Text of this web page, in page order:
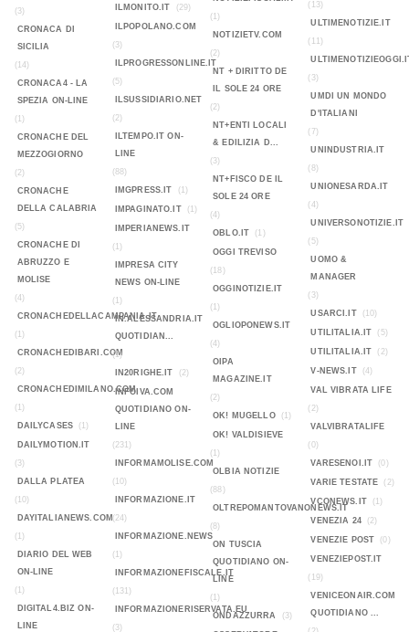
(3)
CRONACA DI
SICILIA
(14)
CRONACA4 - LA
SPEZIA ON-LINE
(1)
CRONACHE DEL
MEZZOGIORNO
(2)
CRONACHE
DELLA CALABRIA
(5)
CRONACHE DI
ABRUZZO E
MOLISE
(4)
CRONACHEDELLACAMPANIA.IT
(1)
CRONACHEDIBARI.COM
(2)
CRONACHEDIMILANO.COM
(1)
DAILYCASES
(1)
DAILYMOTION.IT
(3)
DALLA PLATEA
(10)
DAYITALIANEWS.COM
(1)
DIARIO DEL WEB
ON-LINE
(1)
DIGITAL4.BIZ ON-
LINE
ILMONITO.IT
(29)
ILPOPOLANO.COM
(3)
ILPROGRESSONLINE.IT
(5)
ILSUSSIDIARIO.NET
(2)
ILTEMPO.IT ON-
LINE
(88)
IMGPRESS.IT
(1)
IMPAGINATO.IT (1)
IMPERIANEWS.IT
(1)
IMPRESA CITY
NEWS ON-LINE
(1)
IN.ALESSANDRIA.IT
QUOTIDIAN...
(1)
IN20RIGHE.IT
(2)
INFOIVA.COM
QUOTIDIANO ON-
LINE
(231)
INFORMAMOLISE.COM
(10)
INFORMAZIONE.IT
(24)
INFORMAZIONE.NEWS
(1)
INFORMAZIONEFISCALE.IT
(131)
INFORMAZIONERISERVATA.EU
(3)
(1)
NOTIZIETV.COM
(2)
NT + DIRITTO DE
IL SOLE 24 ORE
(2)
NT+ENTI LOCALI
& EDILIZIA D...
(3)
NT+FISCO DE IL
SOLE 24 ORE
(4)
OBLO.IT
(1)
OGGI TREVISO
(18)
OGGINOTIZIE.IT
(1)
OGLIOPONEWS.IT
(4)
OIPA
MAGAZINE.IT
(2)
OK! MUGELLO
(1)
OK! VALDISIEVE
(1)
OLBIA NOTIZIE
(88)
OLTREPOMANTOVANONEWS.IT
(8)
ON TUSCIA
QUOTIDIANO ON-
LINE
(1)
ONDAZZURRA
(3)
(13)
ULTIMENOTIZIE.IT
(11)
(3)
UMDI UN MONDO
D'ITALIANI
(7)
UNINDUSTRIA.IT
(8)
UNIONESARDA.IT
(4)
UNIVERSONOTIZIE.IT
(5)
UOMO &
MANAGER
(3)
USARCI.IT
(10)
UTILITALIA.IT (5)
UTILITALIA.IT (2)
V-NEWS.IT (4)
VAL VIBRATA LIFE
(2)
VALVIBRATALIFE
(0)
VARESENOI.IT
(0)
VARIE TESTATE (2)
VCONEWS.IT (1)
VENEZIA 24 (2)
VENEZIE POST (0)
VENEZIEPOST.IT
(19)
VENICEONAIR.COM
QUOTIDIANO ...